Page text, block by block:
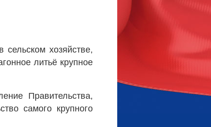
хозяйстве,
литьё крупное
Правительства,
самого крупного